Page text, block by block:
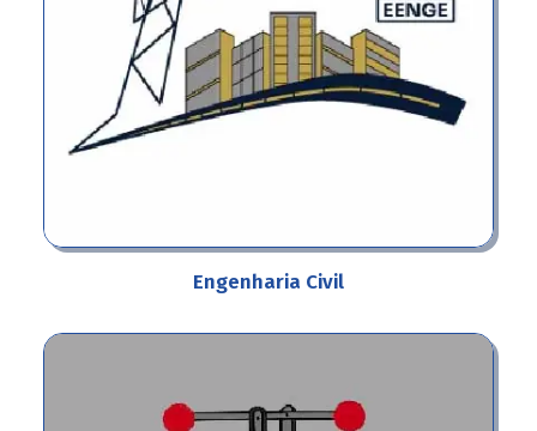
Engenharia Civil